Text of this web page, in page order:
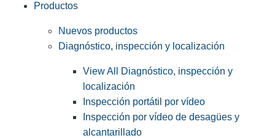
Productos
Nuevos productos
Diagnóstico, inspección y localización
View All Diagnóstico, inspección y
localización
Inspección portátil por vídeo
Inspección por vídeo de desagües y
alcantarillado